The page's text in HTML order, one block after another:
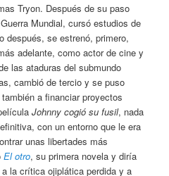
Tryon. Después de su paso
Mundial, cursó estudios de
después, se estrenó, primero,
adelante, como actor de cine y
las ataduras del submundo
cambió de tercio y se puso
a financiar proyectos
Johnny cogió su fusil, nada
con un entorno que le era
unas libertades más
El otro, su primera novela y diría
la crítica ojiplática perdida y a